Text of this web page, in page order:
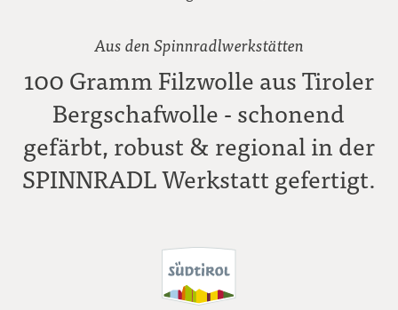
Aus den Spinnradlwerkstätten
100 Gramm Filzwolle aus Tiroler
Bergschafwolle - schonend
gefärbt, robust & regional in der
SPINNRADL Werkstatt gefertigt.